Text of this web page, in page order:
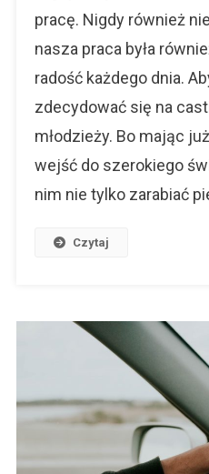
pracę. Nigdy również
nasza praca była
radość każdego dnia.
zdecydować się na
młodzieży. Bo mając
wejść do szerokiego
nim nie tylko zarabiać
Czytaj